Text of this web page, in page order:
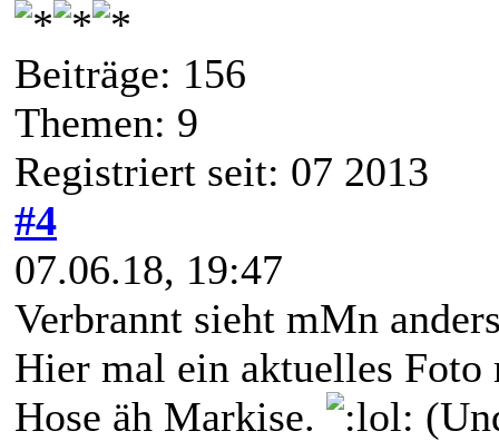
Beiträge: 156
Themen: 9
Registriert seit: 07 2013
#4
07.06.18, 19:47
Verbrannt sieht mMn
Hier mal ein aktuelles Foto
Hose äh Markise.